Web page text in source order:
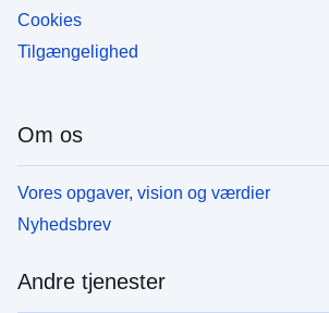
Cookies
Tilgængelighed
Om os
Vores opgaver, vision og værdier
Nyhedsbrev
Andre tjenester